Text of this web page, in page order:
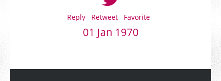
Reply Retweet Favorite
01 Jan 1970